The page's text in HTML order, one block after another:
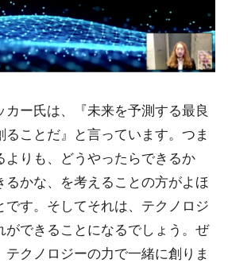
カー氏は、『未来を予測する最良
ことだ』と言っています。つま
よりも、どうやったらできるか
るかな、を考えることの方がよほ
です。そしてそれは、テクノロジ
ができることになるでしょう。ぜ
クノロジーの力で一緒に創りま